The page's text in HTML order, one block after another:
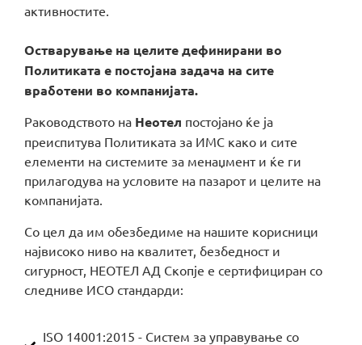
активностите.
Остварување на целите дефинирани во
Политиката е постојана задача на сите
вработени во компанијата.
Раководството на Неотел постојано ќе ја
преиспитува Политиката за ИМС како и сите
елементи на системите за менаџмент и ќе ги
прилагодува на условите на пазарот и целите на
компанијата.
Со цел да им обезбедиме на нашите корисници
највисоко ниво на квалитет, безбедност и
сигурност, НЕОТЕЛ АД Скопје е сертифициран со
следниве ИСО стандарди:
ISO 14001:2015 - Систем за управување со